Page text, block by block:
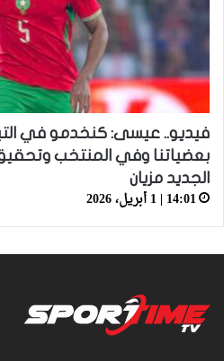
فيديو.. عيسى: كنخدمو في
بعضياتنا وفي المنتخب
الجديد مزيان
14:01 | 1 أبريل، 2026